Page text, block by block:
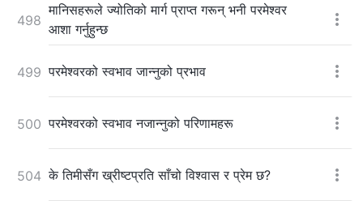
498
मानिसहरूले ज्योतिको मार्ग प्राप्त गरून् भनी परमेश्‍वर
आशा गर्नुहुन्छ
499 परमेश्‍वरको स्वभाव जान्नुको प्रभाव
500 परमेश्‍वरको स्वभाव नजान्नुको परिणामहरू
504 के तिमीसँग ख्रीष्टप्रति साँचो विश्‍वास र प्रेम छ?